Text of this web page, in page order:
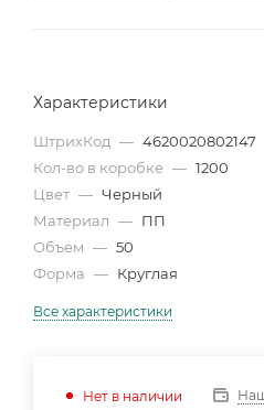
Характеристики
ШтрихКод — 4620020802147
Кол-во в коробке — 1200
Цвет — Черный
Материал — ПП
Объем — 50
Форма — Круглая
Все характеристики
Нет в наличии